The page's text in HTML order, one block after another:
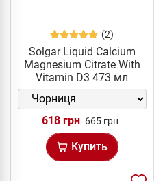
(2)
Solgar Liquid Calcium
Magnesium Citrate With
Vitamin D3 473 мл
618 грн 665 грн
Купить